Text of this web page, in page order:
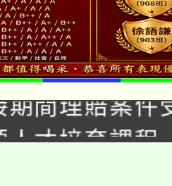
活教案入校路
教育專業人
期間理賠案件
審查程序及
人才培育課程